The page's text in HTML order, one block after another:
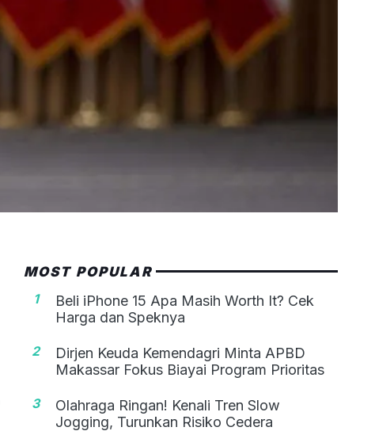
MOST POPULAR
1
Beli iPhone 15 Apa Masih Worth It? Cek
Harga dan Speknya
2
Dirjen Keuda Kemendagri Minta APBD
Makassar Fokus Biayai Program Prioritas
3
Olahraga Ringan! Kenali Tren Slow
Jogging, Turunkan Risiko Cedera